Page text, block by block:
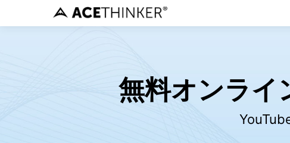
無料オンライ